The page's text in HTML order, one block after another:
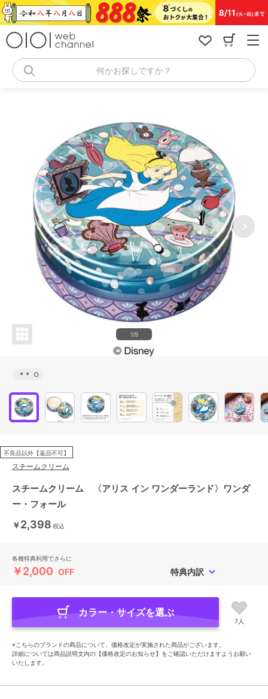
コ
ン
何かお探しですか？
1/9
＊＊ ○
不良品以外【返品不可】
スチームクリーム
スチームクリーム 〈アリス イン ワンダーランド〉ワンダ
ー・フォール
￥2,398 税込
各種特典利用でさらに
￥2,000 OFF 特典内訳
カラー・サイズを選ぶ
7人
※こちらのブランドの商品について、価格改定が実施された商品がございます。
詳細については商品説明文内の【価格改定のお知らせ】をご確認いただけますようお願い
いたします。